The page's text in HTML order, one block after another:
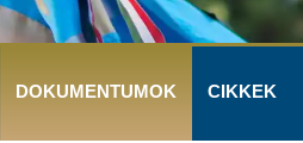
DOKUMENTUMOK CIKKEK